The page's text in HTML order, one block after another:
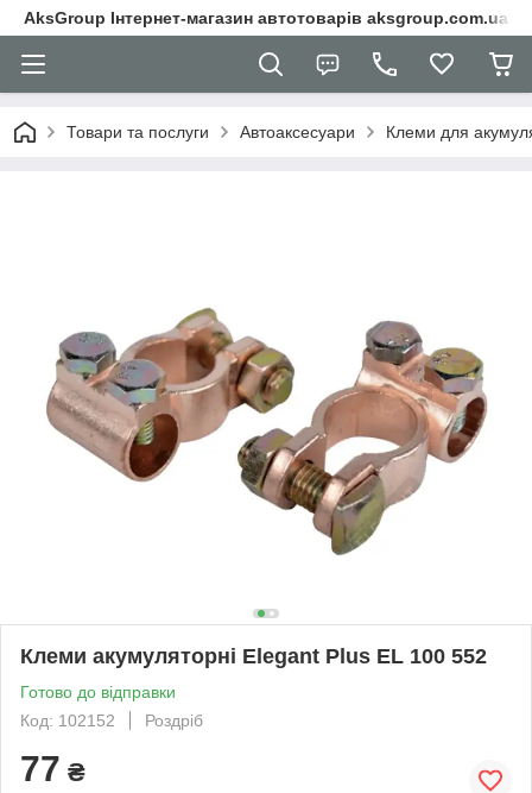
AksGroup Інтернет-магазин автотоварів aksgroup.com.ua
Товари та послуги Автоаксесуари Клеми для
Клеми акумуляторні Elegant Plus EL 100 552
Готово до відправки
Код: 102152
Роздріб
77 ₴